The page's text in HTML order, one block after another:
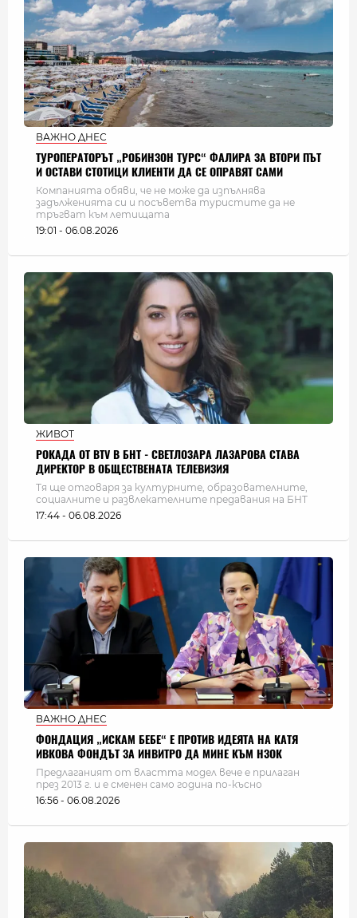
ВАЖНО ДНЕС
ТУРОПЕРАТОРЪТ „РОБИНЗОН ТУРС“ ФАЛИРА ЗА ВТОРИ ПЪТ
И ОСТАВИ СТОТИЦИ КЛИЕНТИ ДА СЕ ОПРАВЯТ САМИ
Компанията обяви, че не може да изпълнява
задълженията си и посъветва туристите да не
тръгват към летищата
19:01 - 06.08.2026
ЖИВОТ
РОКАДА ОТ BTV В БНТ - СВЕТЛОЗАРА ЛАЗАРОВА СТАВА
ДИРЕКТОР В ОБЩЕСТВЕНАТА ТЕЛЕВИЗИЯ
Тя ще отговаря за културните, образователните,
социалните и развлекателните предавания на БНТ
17:44 - 06.08.2026
ВАЖНО ДНЕС
ФОНДАЦИЯ „ИСКАМ БЕБЕ“ Е ПРОТИВ ИДЕЯТА НА КАТЯ
ИВКОВА ФОНДЪТ ЗА ИНВИТРО ДА МИНЕ КЪМ НЗОК
Предлаганият от властта модел вече е прилаган
през 2013 г. и е сменен само година по-късно
16:56 - 06.08.2026